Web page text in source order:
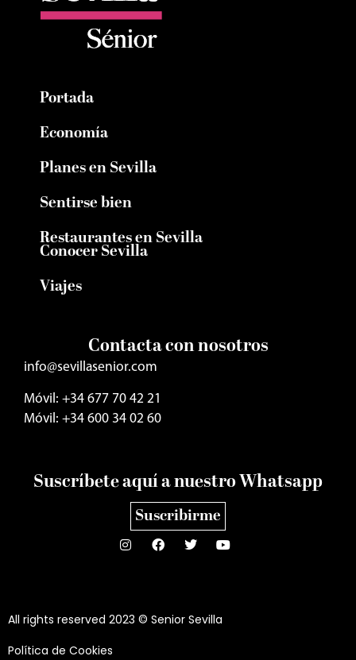
Portada
Economía
Planes en Sevilla
Sentirse bien
Restaurantes en Sevilla
Conocer Sevilla
Viajes
Contacta con nosotros
info@sevillasenior.com
Móvil: +34 677 70 42 21
Móvil: +34 600 34 02 60
Suscríbete aquí a nuestro Whatsapp
Suscribirme
All rights reserved 2023 © Senior Sevilla
Política de Cookies